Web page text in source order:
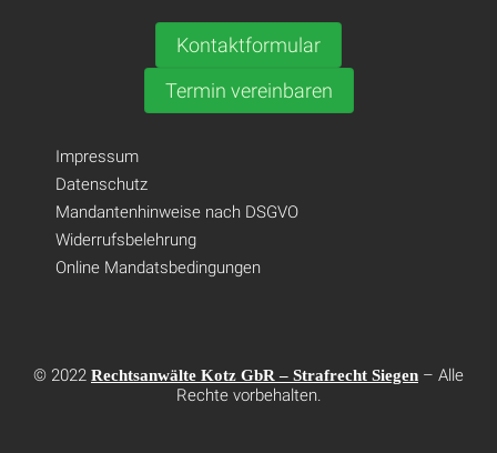
Kontaktformular
Termin vereinbaren
Impressum
Datenschutz
Mandantenhinweise nach DSGVO
Widerrufsbelehrung
Online Mandatsbedingungen
© 2022 Rechtsanwälte Kotz GbR – Strafrecht Siegen – Alle
Rechte vorbehalten.